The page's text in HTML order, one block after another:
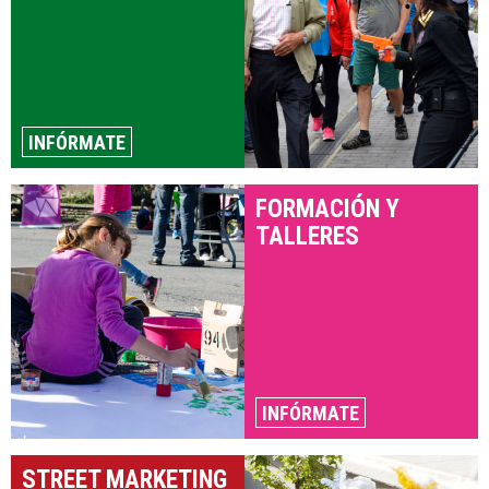
INFÓRMATE
FORMACIÓN Y
TALLERES
INFÓRMATE
STREET MARKETING